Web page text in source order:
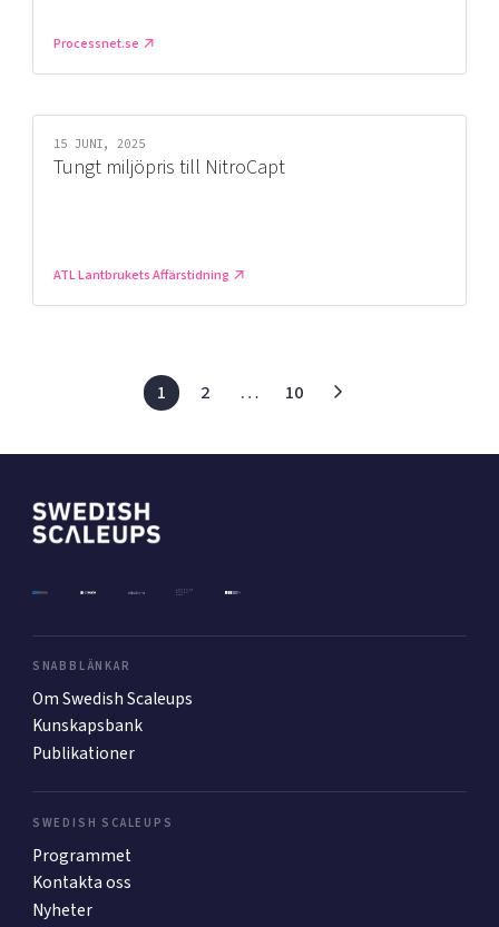
Processnet.se
15 JUNI, 2025
Tungt miljöpris till NitroCapt
ATL Lantbrukets Affärstidning
1 2 … 10
SNABBLÄNKAR
Om Swedish Scaleups
Kunskapsbank
Publikationer
SWEDISH SCALEUPS
Programmet
Kontakta oss
Nyheter